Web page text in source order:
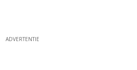
ADVERTENTIE